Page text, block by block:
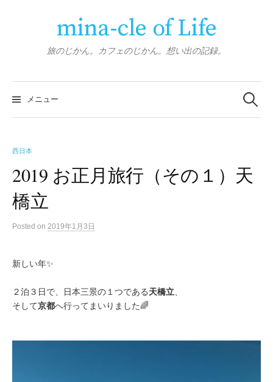
キ
ッ
mina-cle of Life
旅のじかん。カフェのじかん。想い出の記録。
メニュー
索:
西日本
2019 お正月旅行（その１）天
橋立
Posted on 2019年1月3日
新しい年✨
２泊３日で、日本三景の１つである天橋立
そして京都へ行ってまいりました🌈